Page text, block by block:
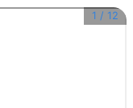
1 / 12